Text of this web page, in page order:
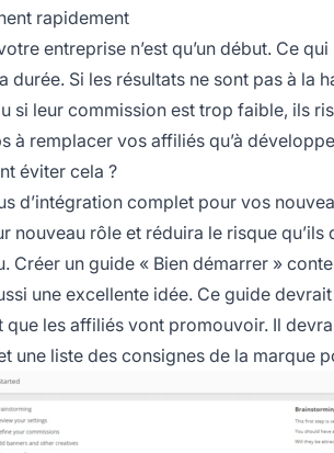
rapidement
entreprise n’est qu’un début. Ce
Si les résultats ne sont pas à la
si leur commission est trop faible, ils
à remplacer vos affiliés qu’à
éviter cela ?
d’intégration complet pour vos
nouveau rôle et réduira le risque
Créer un guide « Bien démarrer »
une excellente idée. Ce guide
les affiliés vont promouvoir. Il
une liste des consignes de la